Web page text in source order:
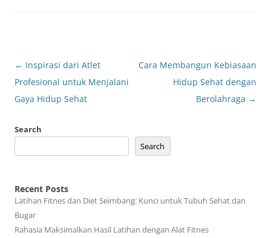
Post
navigation
← Inspirasi dari Atlet
Profesional untuk Menjalani
Gaya Hidup Sehat
Cara Membangun Kebiasaan
Hidup Sehat dengan
Berolahraga →
Search
Search
Recent Posts
Latihan Fitnes dan Diet Seimbang: Kunci untuk Tubuh Sehat dan
Bugar
Rahasia Maksimalkan Hasil Latihan dengan Alat Fitnes